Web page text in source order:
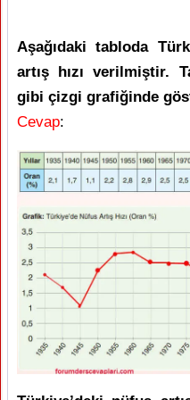
Aşağıdaki tabloda
artış hızı verilmiştir.
gibi çizgi grafiğinde
Cevap: